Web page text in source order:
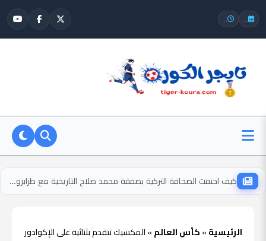
...
...
كيف احتفت الصحافة التركية بصفقة محمد صلاح التاريخية مع طرابزون سبور؟
الرئيسية»كأس العالم»المكسيك تتقدم بثنائية على الإكوادور